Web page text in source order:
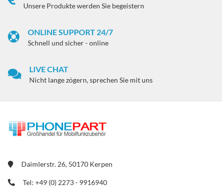
Unsere Produkte werden Sie begeistern
ONLINE SUPPORT 24/7
Schnell und sicher - online
LIVE CHAT
Nicht lange zögern, sprechen Sie mit uns
Daimlerstr. 26, 50170 Kerpen
Tel: +49 (0) 2273 - 9916940